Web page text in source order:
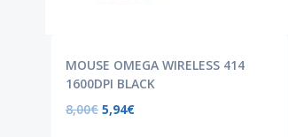
MOUSE OMEGA WIRELESS 414
1600DPI BLACK
8,00€ 5,94€